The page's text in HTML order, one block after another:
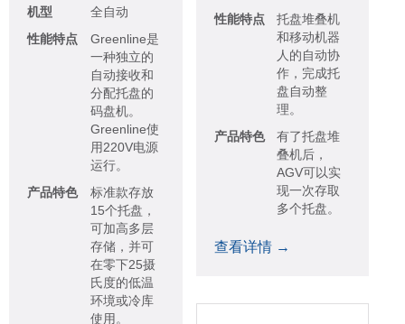
机型
全自动
性能特点
Greenline是
一种独立的
自动接收和
分配托盘的
码盘机。
Greenline使
用220V电源
运行。
产品特色
标准款存放
15个托盘，
可加高多层
存储，并可
在零下25摄
氏度的低温
环境或冷库
使用。
性能特点
托盘堆叠机
和移动机器
人的自动协
作，完成托
盘自动整
理。
产品特色
有了托盘堆
叠机后，
AGV可以实
现一次存取
多个托盘。
查看详情 →